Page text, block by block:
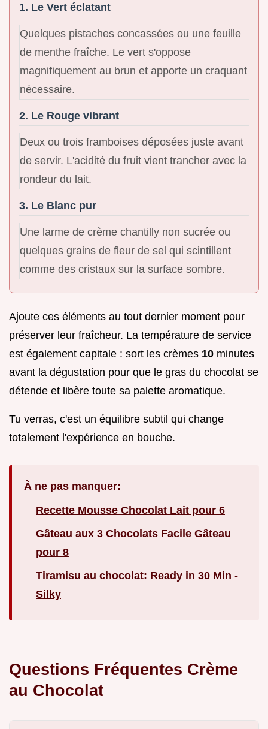
1. Le Vert éclatant
Quelques pistaches concassées ou une feuille
de menthe fraîche. Le vert s'oppose
magnifiquement au brun et apporte un craquant
nécessaire.
2. Le Rouge vibrant
Deux ou trois framboises déposées juste avant
de servir. L'acidité du fruit vient trancher avec la
rondeur du lait.
3. Le Blanc pur
Une larme de crème chantilly non sucrée ou
quelques grains de fleur de sel qui scintillent
comme des cristaux sur la surface sombre.
Ajoute ces éléments au tout dernier moment pour
préserver leur fraîcheur. La température de service
est également capitale : sort les crèmes 10 minutes
avant la dégustation pour que le gras du chocolat se
détende et libère toute sa palette aromatique.
Tu verras, c'est un équilibre subtil qui change
totalement l'expérience en bouche.
À ne pas manquer:
Recette Mousse Chocolat Lait pour 6
Gâteau aux 3 Chocolats Facile Gâteau
pour 8
Tiramisu au chocolat: Ready in 30 Min -
Silky
Questions Fréquentes Crème
au Chocolat